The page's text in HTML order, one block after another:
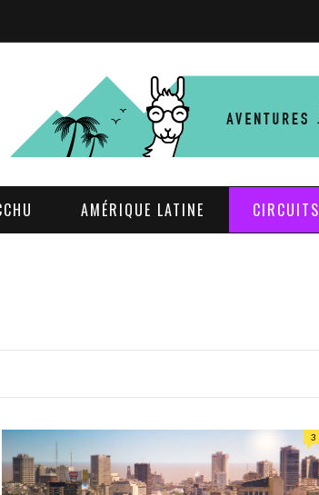
AMÉRIQUE LATINE CIRCUITS
3